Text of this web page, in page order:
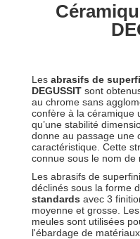
Les abrasifs de
DEGUSSIT sont
au chrome sans
confère à la céramique
qu’une stabilité
donne au passage une
caractéristique. Cette
connue sous le nom de
Les abrasifs de
déclinés sous la forme
standards avec 3
moyenne et grosse.
meules sont utilisées
l'ébardage de